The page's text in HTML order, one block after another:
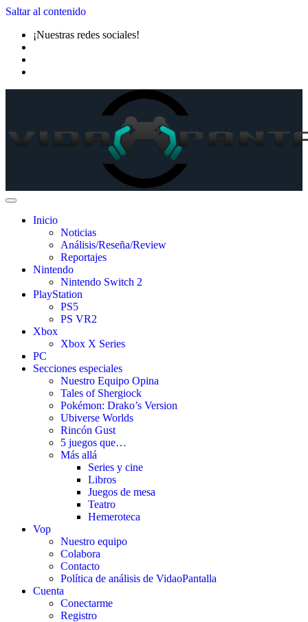
Saltar al contenido
¡Nuestras redes sociales!
Inicio
Noticias
Análisis/Reseña/Review
Reportajes
Nintendo
Nintendo Switch 2
PlayStation
PS5
PS VR2
Xbox
Xbox X Series
PC
Secciones especiales
Nuestro Equipo Opina
Tales of Shergiock
Pokémon: Drako’s Version
Ubiverse Worlds
Rincón Gust
5 juegos que…
Más allá
Series y cine
Libros
Juegos de mesa
Teatro
Hemeroteca
Vop
Nuestro equipo
Colabora
Contacto
Política de análisis de VidaoPantalla
Cuenta
Conectarme
Registro